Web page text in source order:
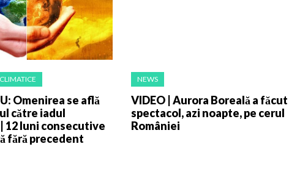
Omenirea se află
către iadul
12 luni consecutive
fără precedent
NEWS
VIDEO | Aurora Boreală a făcut
spectacol, azi noapte, pe cerul
României